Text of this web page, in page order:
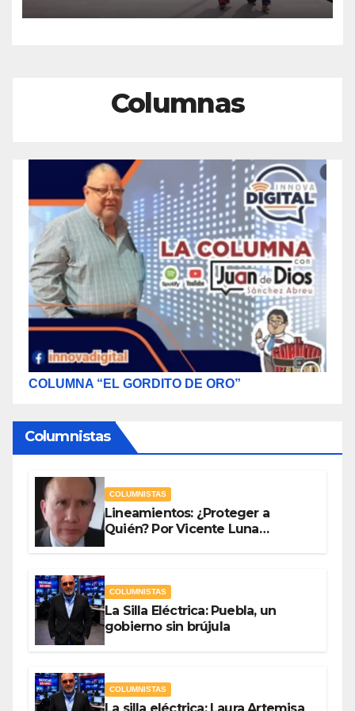
Veracruz
Columnas
COLUMNA “EL GORDITO DE ORO”
Columnistas
COLUMNISTAS
Lineamientos: ¿Proteger a
Quién? Por Vicente Luna
COLUMNISTAS
La Silla Eléctrica: Puebla, un
gobierno sin brújula
COLUMNISTAS